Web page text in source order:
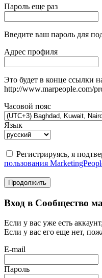
Пароль еще раз
Введите ваш пароль для
Адрес профиля
Это будет в конце ссылки
http://www.marpeople.com/
Часовой пояс
Язык
Регистрируясь, я
пользования
Продолжить
Вход в Сообщество
Если у вас уже есть
Если у вас его еще нет,
E-mail
Пароль